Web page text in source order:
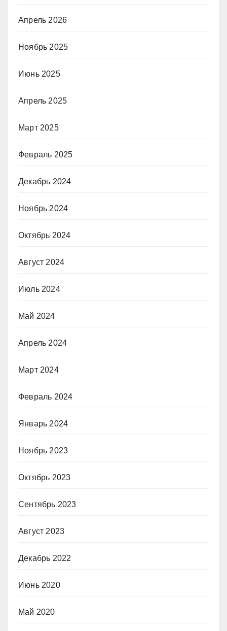
Апрель 2026
Ноябрь 2025
Июнь 2025
Апрель 2025
Март 2025
Февраль 2025
Декабрь 2024
Ноябрь 2024
Октябрь 2024
Август 2024
Июль 2024
Май 2024
Апрель 2024
Март 2024
Февраль 2024
Январь 2024
Ноябрь 2023
Октябрь 2023
Сентябрь 2023
Август 2023
Декабрь 2022
Июнь 2020
Май 2020